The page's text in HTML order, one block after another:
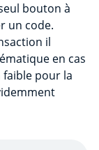
bouton à
un code.
il
en cas
pour la